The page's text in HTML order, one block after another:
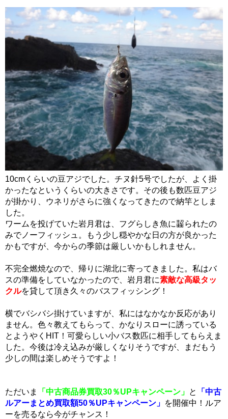
10cmくらいの豆アジでした。チヌ針5号でしたが、よく掛
かったなというくらいの大きさです。その後も数匹豆アジ
が掛かり、ウネリがさらに強くなってきたので納竿としま
した。
ワームを投げていた岩月君は、フグらしき魚に齧られたの
みでノーフィッシュ。もう少し穏やかな日の方が良かった
かもですが、今からの季節は厳しいかもしれません。
不完全燃焼なので、帰りに湖北に寄ってきました。私はバ
スの準備をしていなかったので、岩月君に素敵な高級タッ
クルを貸して頂き久々のバスフィッシング！
横でバシバシ掛けていますが、私にはなかなか反応があり
ません。色々教えてもらって、かなりスローに誘っている
とようやくHIT！可愛らしい小バス数匹に相手してもらえま
した。今後は冷え込みが厳しくなりそうですが、まだもう
少しの間は楽しめそうですよ！
ただいま 「中古商品券買取30％UPキャンペーン」 と
「中古
ルアーまとめ買取額50％UPキャンペーン」 を開催中！ルア
ーを売るなら今がチャンス！